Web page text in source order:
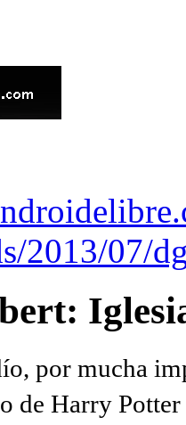
2013/07/
por mucha
de Harry